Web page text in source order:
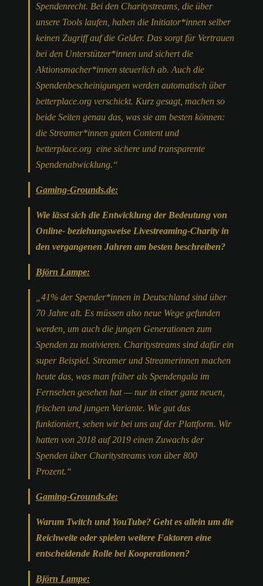
Spendenrecht. Bei den Charitystreams, die über
unsere Tools laufen, haben die Initiator*innen selber
keinen Zugriff auf die Gelder. Das sorgt für Vertrauen
bei den Unterstützer*innen und sichert die
Aktionsmacher*innen steuerlich ab. Auch die
Spendenbescheinigungen werden automatisch über
betterplace.org verschickt. Kurz gesagt, machen so
beide Seiten genau das, was sie am besten können:
die Streamer*innen guten Content und
betterplace.org eine sichere und transparente
Spendenabwicklung.“
Gaming-Grounds.de:
Wie lässt sich die Entwicklung der Bedeutung von
Online- beziehungsweise Livestreaming-Charity in
den vergangenen Jahren am besten beschreiben?
Björn Lampe:
„41% der Spender*innen in Deutschland sind über
70 Jahre alt. Es müssen also neue Wege gefunden
werden, um auch die jungen Generationen zum
Spenden zu motivieren. Charitystreams sind dafür ein
super Beispiel. Streamer und Streamerinnen machen
heute das, was man früher als Spendengala im
Fernsehen gesehen hat — nur in einer ganz neuen,
frischen und jungen Variante. Wie gut das
funktioniert, sehen wir bei uns auf der Plattform. Wir
hatten von 2018 auf 2019 einen Zuwachs der
Spenden über Charitystreams von über 800
Prozent.“
Gaming-Grounds.de:
Warum Twitch und YouTube? Geht es allein um die
Reichweite oder spielen weitere Faktoren eine
entscheidende Rolle bei Kooperationen?
Björn Lampe: